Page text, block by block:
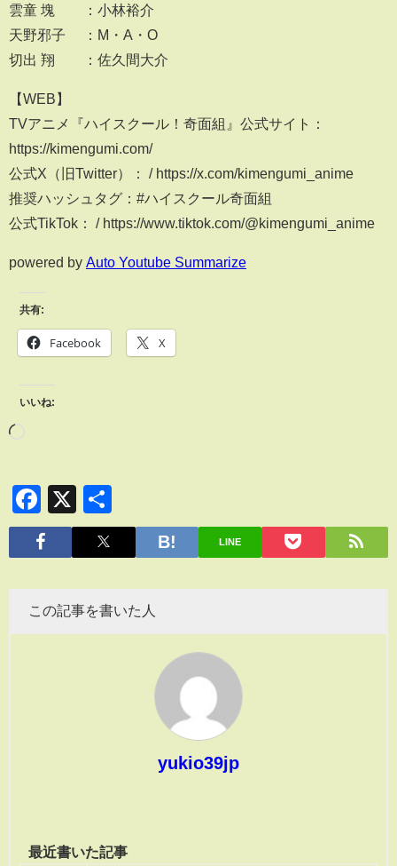
雲童 塊 ：小林裕介
天野邪子 ：M・A・O
切出 翔 ：佐久間大介
【WEB】
TVアニメ『ハイスクール！奇面組』公式サイト：
https://kimengumi.com/
公式X（旧Twitter）： / https://x.com/kimengumi_anime
推奨ハッシュタグ：#ハイスクール奇面組
公式TikTok： / https://www.tiktok.com/@kimengumi_anime
powered by Auto Youtube Summarize
共有:
Facebook X
いいね:
Facebook
X
有
LINE
この記事を書いた人
yukio39jp
最近書いた記事